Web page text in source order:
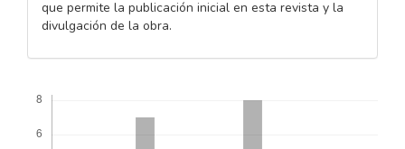
que permite la publicación inicial en esta revista y la
divulgación de la obra.